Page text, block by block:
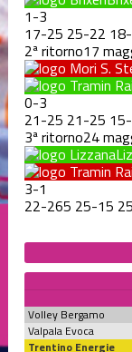
1-3
17-25 25-22 18-
2ª ritorno17
0-3
21-25 21-25 15-
3ª ritorno24
3-1
22-265 25-15 25
Volley Bergamo
Valpala Evoca
Trentino Energie